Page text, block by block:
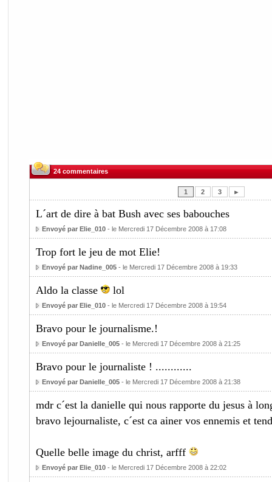
24 commentaires
1 2 3 ►
L´art de dire à bat Bush avec ses babouches
Envoyé par Elie_010- le Mercredi 17 Décembre 2008 à 17:08
Trop fort le jeu de mot Elie!
Envoyé par Nadine_005- le Mercredi 17 Décembre 2008 à 19:33
Aldo la classe lol
Envoyé par Elie_010- le Mercredi 17 Décembre 2008 à 19:54
Bravo pour le journalisme.!
Envoyé par Danielle_005- le Mercredi 17 Décembre 2008 à 21:25
Bravo pour le journaliste ! ............
Envoyé par Danielle_005- le Mercredi 17 Décembre 2008 à 21:38
mdr c´est la danielle qui nous rapporte du jesus à
bravo lejournaliste, c´est ca ainer vos ennemis et
Quelle belle image du christ, arfff
Envoyé par Elie_010- le Mercredi 17 Décembre 2008 à 22:02